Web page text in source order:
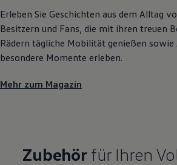
Erleben Sie Geschichten aus dem Alltag
Besitzern und Fans, die mit ihren treuen
Rädern tägliche Mobilität genießen sowie
besondere Momente erleben.
Mehr zum Magazin
Zubehörfür Ihren